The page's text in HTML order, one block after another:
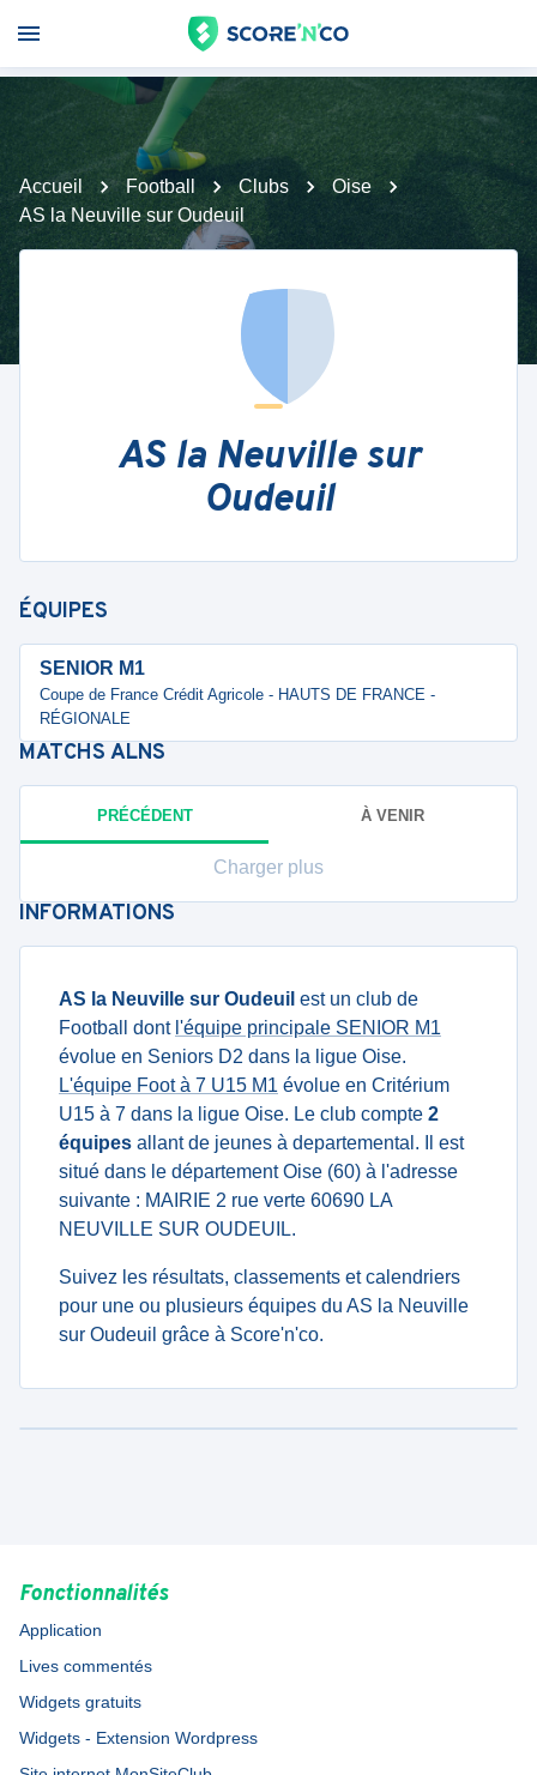
Accueil Football Clubs
Oise
AS la Neuville sur Oudeuil
AS la Neuville sur
Oudeuil
ÉQUIPES
SENIOR M1
Coupe de France Crédit Agricole - HAUTS DE FRANCE -
RÉGIONALE
MATCHS ALNS
PRÉCÉDENT À VENIR
Charger plus
INFORMATIONS
AS la Neuville sur Oudeuil est un club de
Football dont l'équipe principale SENIOR M1
évolue en Seniors D2 dans la ligue Oise.
L'équipe Foot à 7 U15 M1 évolue en Critérium
U15 à 7 dans la ligue Oise. Le club compte 2
équipes allant de jeunes à departemental. Il est
situé dans le département Oise (60) à l'adresse
suivante : MAIRIE 2 rue verte 60690 LA
NEUVILLE SUR OUDEUIL.
Suivez les résultats, classements et calendriers
pour une ou plusieurs équipes du AS la Neuville
sur Oudeuil grâce à Score'n'co.
Fonctionnalités
Application
Lives commentés
Widgets gratuits
Widgets - Extension Wordpress